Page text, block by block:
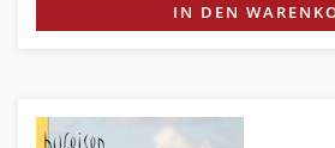
IN DEN